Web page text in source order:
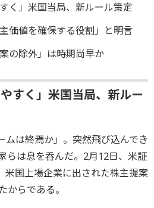
く」米国当局、新ルール策定
価値を確保する役割」と明言
の除外」は時期尚早か
すく」米国当局、新ルー
ムは終焉か」。突然飛び込んでき
らは息を呑んだ。2月12日、米証
米国上場企業に出された株主提案
からである。